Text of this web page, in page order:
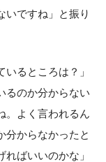
いですね」と振り
るところは？」
るのか分からない
。よく言われるん
分からなかったと
ばいいのかな」